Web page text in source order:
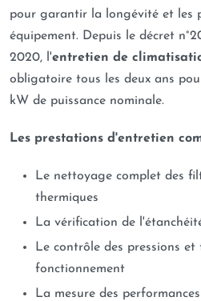
pour garantir la longévité et les
équipement. Depuis le décret
2020, l'entretien de
obligatoire tous les deux ans
kW de puissance nominale.
Les prestations d'entretien
Le nettoyage complet des
thermiques
La vérification de
Le contrôle des pressions
fonctionnement
La mesure des